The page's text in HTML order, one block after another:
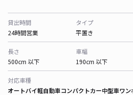
貸出時間
24時間営業
タイプ
平置き
長さ
500cm 以下
車幅
190cm 以下
対応車種
オートバイ軽自動車コンパクトカー中型車ワン